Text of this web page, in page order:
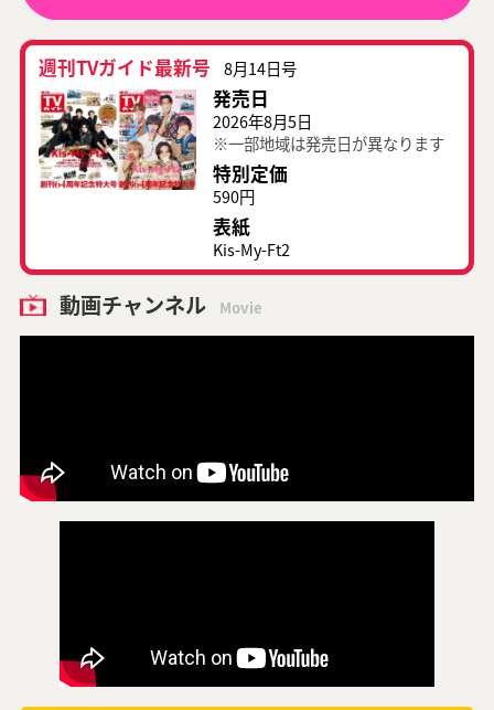
週刊TVガイド最新号 8月14日号
発売日
2026年8月5日
※一部地域は発売日が異なります
特別定価
590円
表紙
Kis-My-Ft2
動画チャンネル Movie